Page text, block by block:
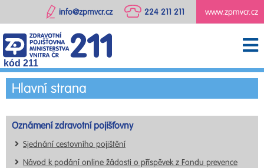
www.zpmvcr.cz
224 211 211
info@zpmvcr.cz
kód 211
Hlavní strana
Oznámení zdravotní pojišťovny
Sjednání cestovního pojištění
Návod k podání online žádosti o příspěvek z Fondu prevence